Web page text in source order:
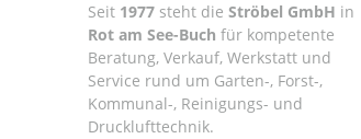
Seit 1977 steht die Ströbel GmbH in
Rot am See-Buch für kompetente
Beratung, Verkauf, Werkstatt und
Service rund um Garten-, Forst-,
Kommunal-, Reinigungs- und
Drucklufttechnik.